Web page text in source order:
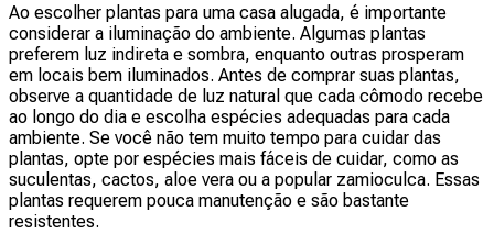
Ao escolher plantas para uma casa alugada, é importante
considerar a iluminação do ambiente. Algumas plantas
preferem luz indireta e sombra, enquanto outras prosperam
em locais bem iluminados. Antes de comprar suas plantas,
observe a quantidade de luz natural que cada cômodo recebe
ao longo do dia e escolha espécies adequadas para cada
ambiente. Se você não tem muito tempo para cuidar das
plantas, opte por espécies mais fáceis de cuidar, como as
suculentas, cactos, aloe vera ou a popular zamioculca. Essas
plantas requerem pouca manutenção e são bastante
resistentes.